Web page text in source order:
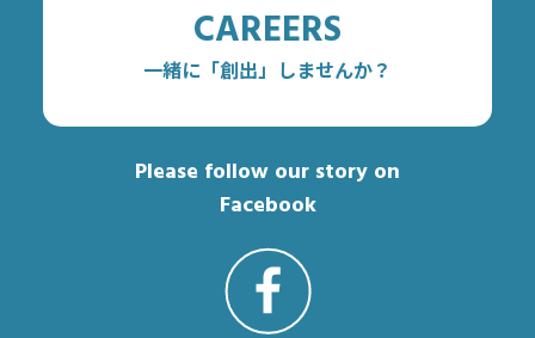
CAREERS
一緒に「創出」しませんか？
Please follow our story on
Facebook